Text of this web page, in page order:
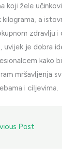
koji žele
kilograma, a
zdravlju
uvijek je dobra
kako
mršavljenja
i ciljevima.
Post